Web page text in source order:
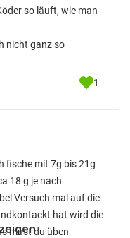
so läuft, wie man
nicht ganz so
1
fische mit 7g bis 21g
18 g je nach
Versuch mal auf die
hat wird die
must du üben